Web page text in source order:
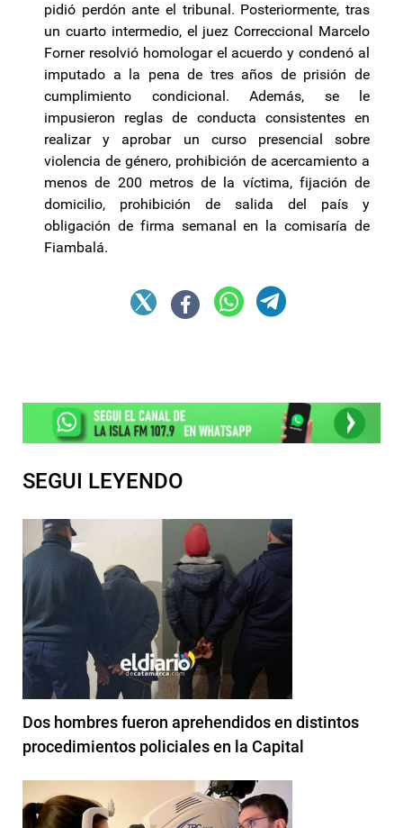
pidió perdón ante el tribunal. Posteriormente, tras
un cuarto intermedio, el juez Correccional Marcelo
Forner resolvió homologar el acuerdo y condenó al
imputado a la pena de tres años de prisión de
cumplimiento condicional. Además, se le
impusieron reglas de conducta consistentes en
realizar y aprobar un curso presencial sobre
violencia de género, prohibición de acercamiento a
menos de 200 metros de la víctima, fijación de
domicilio, prohibición de salida del país y
obligación de firma semanal en la comisaría de
Fiambalá.
SEGUI LEYENDO
Dos hombres fueron aprehendidos en distintos
procedimientos policiales en la Capital